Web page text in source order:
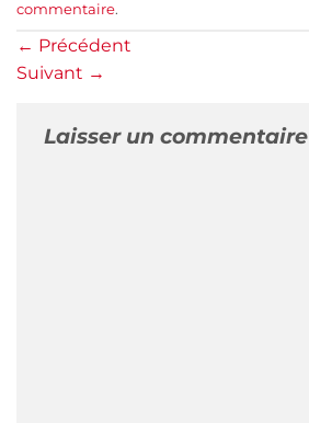
commentaire.
← Précédent
Suivant →
Laisser un commentaire